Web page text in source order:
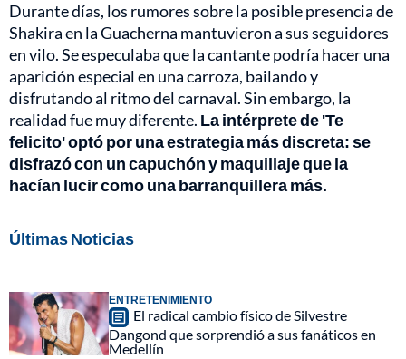
Durante días, los rumores sobre la posible presencia de
Shakira en la Guacherna mantuvieron a sus seguidores
en vilo. Se especulaba que la cantante podría hacer una
aparición especial en una carroza, bailando y
disfrutando al ritmo del carnaval. Sin embargo, la
realidad fue muy diferente. La intérprete de 'Te
felicito' optó por una estrategia más discreta: se
disfrazó con un capuchón y maquillaje que la
hacían lucir como una barranquillera más.
Últimas Noticias
ENTRETENIMIENTO
El radical cambio físico de Silvestre
Dangond que sorprendió a sus fanáticos en
Medellín